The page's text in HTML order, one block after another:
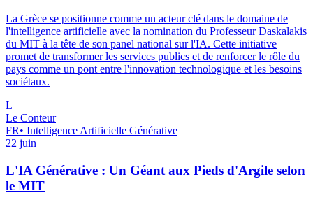
La Grèce se positionne comme un acteur clé dans le domaine de
l'intelligence artificielle avec la nomination du Professeur Daskalakis
du MIT à la tête de son panel national sur l'IA. Cette initiative
promet de transformer les services publics et de renforcer le rôle du
pays comme un pont entre l'innovation technologique et les besoins
sociétaux.
L
Le Conteur
FR• Intelligence Artificielle Générative
22 juin
L'IA Générative : Un Géant aux Pieds d'Argile selon
le MIT